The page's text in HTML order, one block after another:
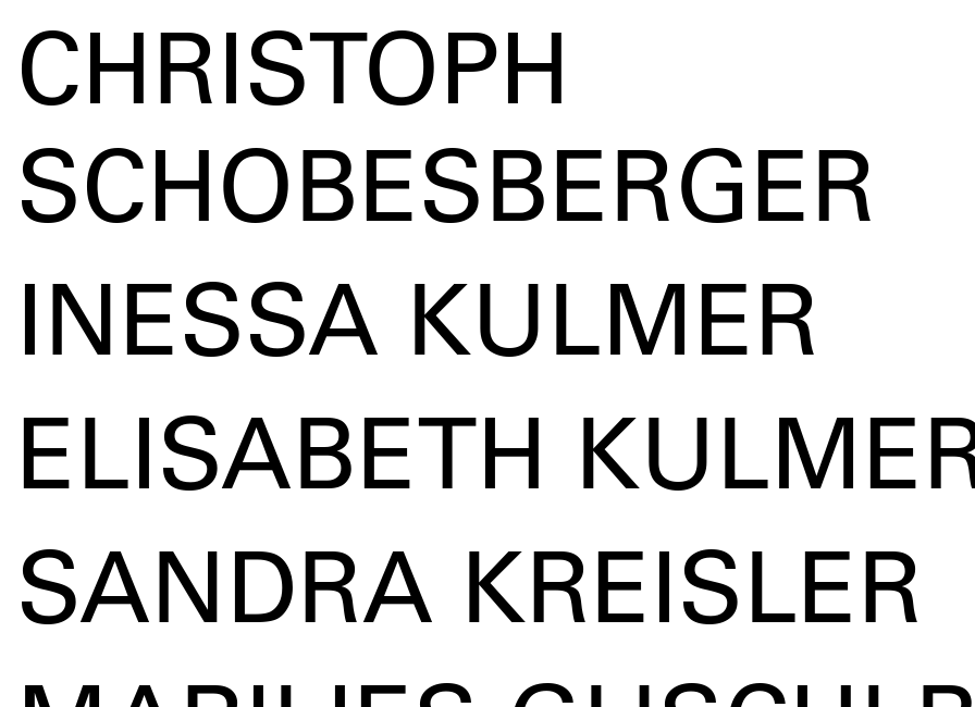
CHRISTOPH
SCHOBESBERGER
INESSA KULMER
ELISABETH
SANDRA KREISLER